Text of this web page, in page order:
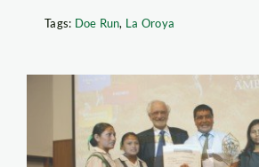
Tags: Doe Run, La Oroya